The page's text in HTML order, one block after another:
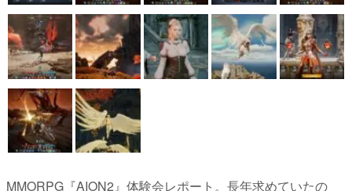
MMORPG『AION2』体験会レポート。長年求めていたの